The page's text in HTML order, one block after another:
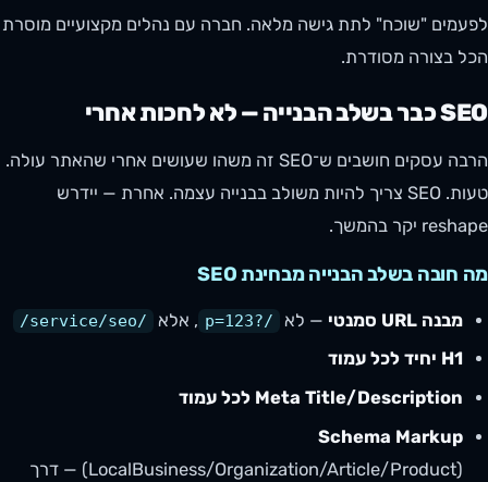
לפעמים "שוכח" לתת גישה מלאה. חברה עם נהלים מקצועיים מוסרת
הכל בצורה מסודרת.
SEO כבר בשלב הבנייה — לא לחכות אחרי
הרבה עסקים חושבים ש־SEO זה משהו שעושים אחרי שהאתר עולה.
טעות. SEO צריך להיות משולב בבנייה עצמה. אחרת — יידרש
reshape יקר בהמשך.
מה חובה בשלב הבנייה מבחינת SEO
מבנה URL סמנטי — לא /?p=123 , אלא /service/seo/
H1 יחיד לכל עמוד
Meta Title/Description לכל עמוד
Schema Markup
(LocalBusiness/Organization/Article/Product) — דרך